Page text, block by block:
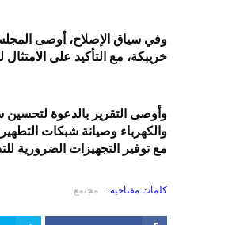
خريبكة، مع التأكيد على
وأوصى التقرير بالدعوة لتحسين
والكهرباء وصيانة شبكات
مع توفير التجهيزات الضرورية
كلمات مفتاحية: مجتمع